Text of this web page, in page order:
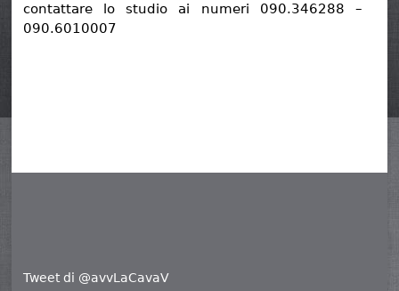
contattare lo studio ai numeri 090.346288 –
090.6010007
Tweet di @avvLaCavaV